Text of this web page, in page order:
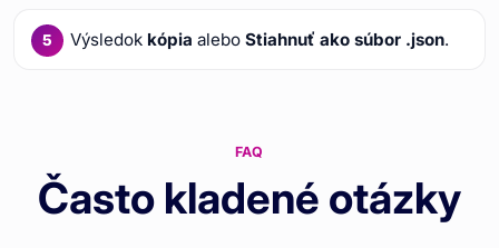
Výsledok kópia alebo Stiahnuť ako súbor .json.
FAQ
Často kladené otázky